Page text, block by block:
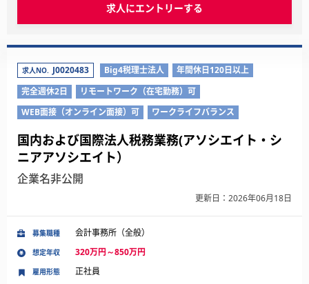
求人にエントリーする
求人NO. J0020483 Big4税理士法人
年間休日120日以上
完全週休2日
リモートワーク（在宅勤務）可
WEB面接（オンライン面接）可
ワークライフバランス
国内および国際法人税務業務(アソシエイト・シ
ニアアソシエイト）
企業名非公開
更新日：2026年06月18日
募集職種 会計事務所（全般）
想定年収 320万円～850万円
雇用形態 正社員